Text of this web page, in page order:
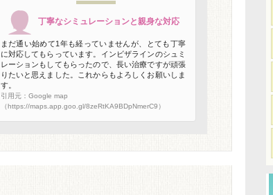
丁寧なシミュレーションと親身な対応
まだ通い始めて1年も経っていませんが、とても丁寧
に対応してもらっています。インビザラインのシュミ
レーションもしてもらったので、長い治療ですが頑張
りたいと思えました。これからもよろしくお願いしま
す。
引用元：Google map
（https://maps.app.goo.gl/8zeRtKA9BDpNmerC9）